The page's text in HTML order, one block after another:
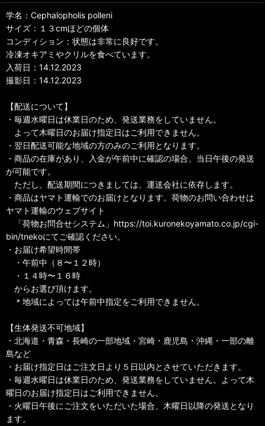
学名：Cephalopholis polleni
サイズ：１３cmほどの個体
コンディション：状態は非常に良好です。
冷凍オキアミやクリルを食べています。
入荷日：14.12.2023
撮影日：14.12.2023
【配送について】
・毎週水曜日は休業日のため、発送業務をしていません。
よって木曜日のお届け指定日はご利用できません。
・翌日配送可能な地域の方のみのご利用となります。
・商品の在庫があり、入金が午前中に確認の場合、当日午後の発送
が可能です。
ただし、配送期間につきましては、運送会社に依存します。
・商品はヤマト運輸でのお届けとなります。荷物のお問い合わせは
ヤマト運輸のウェブサイト
「荷物お問合せシステム」https://toi.kuronekoyamato.co.jp/cgi-
bin/tnekoにてご確認ください。
・お届け希望時間帯
・午前中（８〜１２時）
・１４時〜１６時
からお選び頂けます。
＊地域によっては午前中指定をご利用できません。
【生体発送不可地域】
・北海道・青森・長崎の一部地域・宮崎・鹿児島・沖縄・一部の離
島など
・お届け指定日はご注文日より５日以内とさせていただきます。
・毎週水曜日は休業日のため、発送業務をしていません。よって木
曜日のお届け指定日はご利用できません。
・火曜日午後にご注文をいただいた場合、木曜日以降の発送となり
ます。